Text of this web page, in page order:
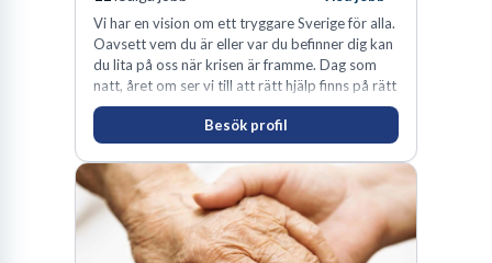
Vi har en vision om ett tryggare Sverige för alla.
Oavsett vem du är eller var du befinner dig kan
du lita på oss när krisen är framme. Dag som
natt, året om ser vi till att rätt hjälp finns på rätt
plats i rätt tid.
Besök profil